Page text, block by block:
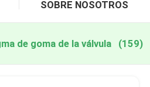
SOBRE NOSOTROS
de goma de la válvula (159)